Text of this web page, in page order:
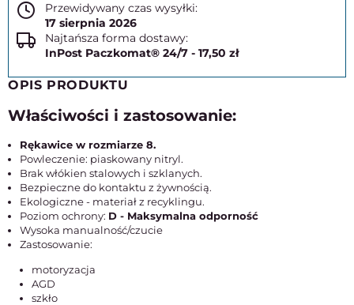
Przewidywany czas wysyłki:
17 sierpnia 2026
Najtańsza forma dostawy:
InPost Paczkomat® 24/7 - 17,50 zł
OPIS PRODUKTU
Właściwości i zastosowanie:
Rękawice w rozmiarze 8.
Powleczenie: piaskowany nitryl.
Brak włókien stalowych i szklanych.
Bezpieczne do kontaktu z żywnością.
Ekologiczne - materiał z recyklingu.
Poziom ochrony: D - Maksymalna odporność
Wysoka manualność/czucie
Zastosowanie:
motoryzacja
AGD
szkło